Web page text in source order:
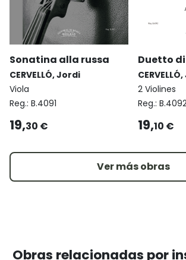
Sonatina alla russa
CERVELLÓ, Jordi
Viola
Reg.: B.4091
19,30 €
Duetto
2 Violines
Reg.:
19,10 €
Ver más obras
Obras relacionadas por